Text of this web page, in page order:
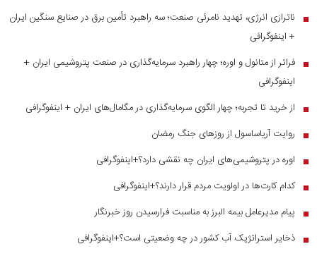
■
ناترازی انرژی، تهدید نامرئی صنعت؛ سه راهبرد تأمین برق در صنایع سنگین ایران
+ اینفوگرافی
■ فراتر از متانول و اوره؛ چهار راهبرد سرمایه‌گذاری در صنعت پتروشیمی ایران +
اینفوگرافی
■ از خرید تا تجربه؛ چهار الگوی سرمایه‌گذاری در مگامال‌های ایران + اینفوگرافی
■ روایت آریاساسول از روز‌های جنگ رمضان
■ اوره در پتروشیمی‌های ایران چه نقشی دارد؟+اینفوگرافی
■ کدام کارت‌ها در اولویت مردم قرار دارند؟+اینفوگرافی
■ پیام مدیرعامل بیمه البرز به مناسبت فرارسیدن روز خبرنگار
■ ذخایر استراتژیک آب کشور در چه وضعیتی است؟+اینفوگرافی